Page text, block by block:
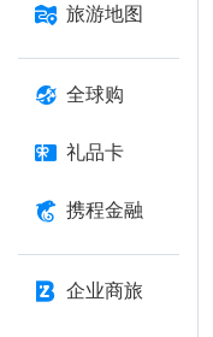
旅游地图
全球购
礼品卡
携程金融
企业商旅